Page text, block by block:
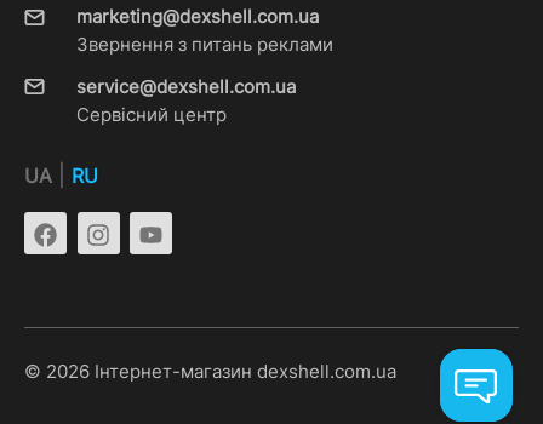
marketing@dexshell.com.ua
Звернення з питань реклами
service@dexshell.com.ua
Сервісний центр
UA RU
© 2026 Інтернет-магазин dexshell.com.ua